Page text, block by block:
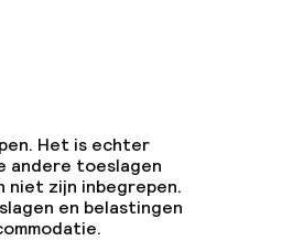
Het is echter
andere toeslagen
niet zijn inbegrepen.
en belastingen